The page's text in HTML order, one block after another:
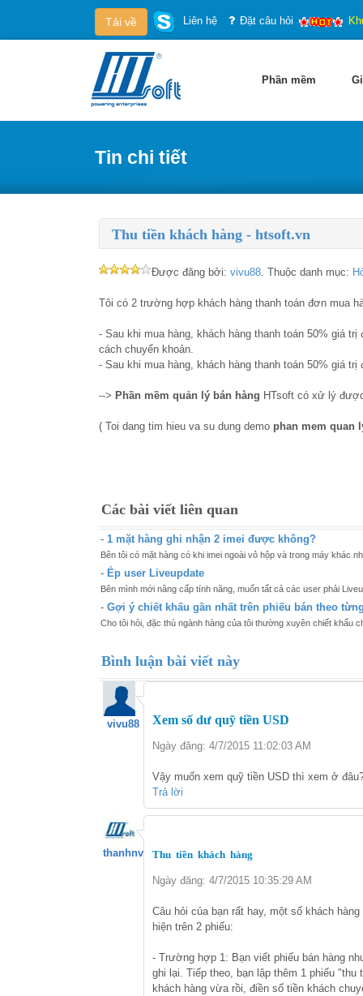
Tải về Liên hệ Đặt câu hỏi
Phần mềm
Tin chi tiết
Thu tiền khách hàng - htsoft.vn
Được đăng bởi: vivu88. Thuộc danh mục:
Tôi có 2 trường hợp khách hàng thanh toán đơn mua
- Sau khi mua hàng, khách hàng thanh toán 50% giá
cách chuyển khoản.
- Sau khi mua hàng, khách hàng thanh toán 50% giá
--> Phần mềm quản lý bán hàng HTsoft có xử lý
( Toi dang tim hieu va su dung demo phan mem quan
Các bài viết liên quan
- 1 mặt hàng ghi nhận 2 imei được không?
Bên tôi có mặt hàng có khi imei ngoài vỏ hộp và trong máy khác
- Ép user Liveupdate
Bên mình mới nâng cấp tính năng, muốn tất cả các user phải
- Gợi ý chiết khấu gần nhất trên phiếu bán theo
Cho tôi hỏi, đặc thù ngành hàng của tôi thường xuyên chiết khấu
Bình luận bài viết này
vivu88 Xem số dư quỹ tiền USD
Ngày đăng: 4/7/2015 11:02:03 AM
Vậy muốn xem quỹ tiền USD thì xem ở
Trả lời
thanhnv Thu tiền khách hàng
Ngày đăng: 4/7/2015 10:35:29 AM
Câu hỏi của bạn rất hay, một số khách
hiện trên 2 phiếu:
- Trường hợp 1: Bạn viết phiếu bán hàng
ghi lại. Tiếp theo, bạn lập thêm 1 phiếu "thu
khách hàng vừa rồi, điền số tiền khách